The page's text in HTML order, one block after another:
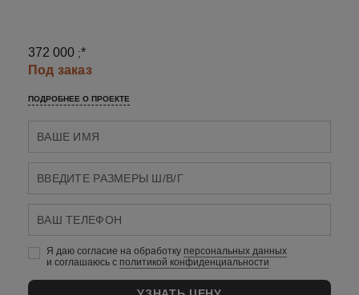
372 000 ;*
Под заказ
ПОДРОБНЕЕ О ПРОЕКТЕ
Я даю согласие на обработку персональных данныx
и соглашаюсь c политикой конфиденциальности